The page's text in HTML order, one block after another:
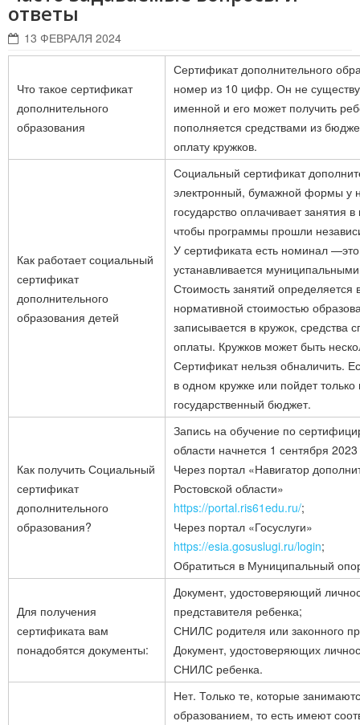
ответы
13 ФЕВРАЛЯ 2024
Что такое сертификат
дополнительного
образования
Сертификат дополнительного
номер из 10 цифр. Он не
именной и его может получить
пополняется средствами из
оплату кружков.
Как работает социальный
сертификат
дополнительного
образования детей
Социальный сертификат
электронный, бумажной формы у
государство оплачивает занятия
чтобы программы прошли
У сертификата есть номинал
устанавливается
Стоимость занятий
нормативной стоимостью
записывается в кружок, средства
оплаты. Кружков может быть
Сертификат нельзя обналичить.
в одном кружке или пойдет
государственный бюджет.
Как получить Социальный
сертификат
дополнительного
образования?
Запись на обучение по
области начнется 1 сентября 2023
Через портал «Навигатор
Ростовской области»
https://portal.ris61edu.ru/;
Через портал «Госуслуги»
https://esia.gosuslugi.ru/login;
Обратиться в Муниципальный
Для получения
сертификата вам
понадобятся документы:
Документ, удостоверяющий
представителя ребенка;
СНИЛС родителя или законного
Документ, удостоверяющих
СНИЛС ребенка.
Нет. Только те, которые
образованием, то есть имеют